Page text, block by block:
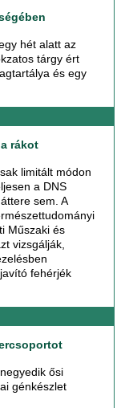
hét alatt az
tárgy ért
és egy
rákot
limitált módon
a DNS
sem. A
Műszaki és
vizsgálják,
fehérjék
ősi
génkészlet